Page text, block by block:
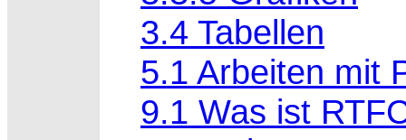
3.4 Tabellen
5.1 Arbeiten mit
9.1 Was ist